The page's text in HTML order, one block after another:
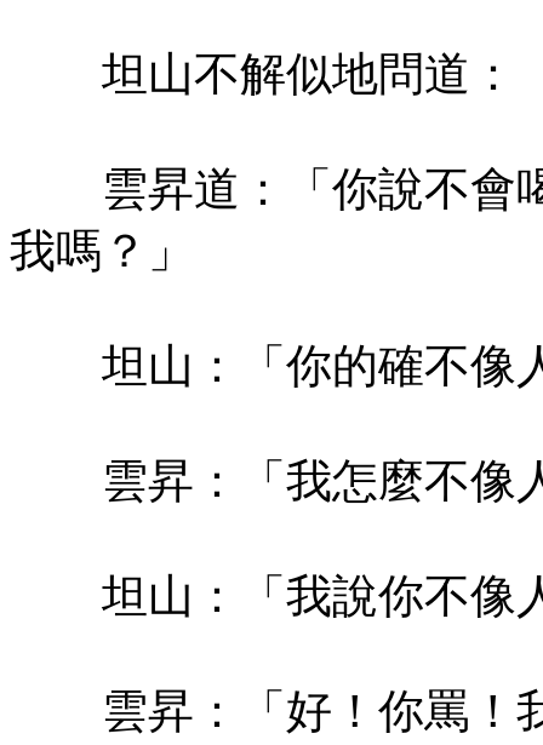
坦山不解似地問道：
雲昇道：「你說不會
我嗎？」
坦山：「你的確不像
雲昇：「我怎麼不像
坦山：「我說你不像
雲昇：「好！你罵！